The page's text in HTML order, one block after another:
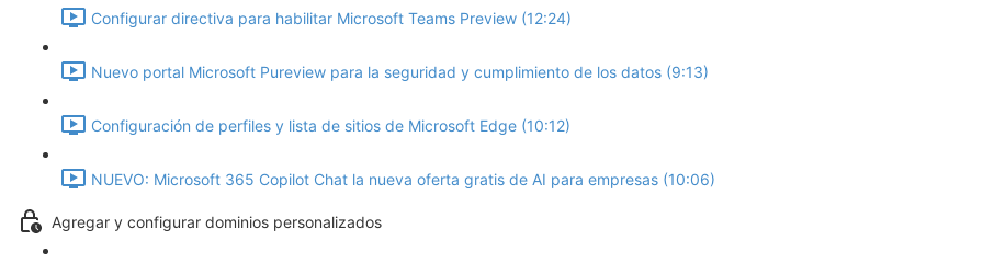
Configurar directiva para habilitar Microsoft Teams Preview (12:24)
Nuevo portal Microsoft Pureview para la seguridad y cumplimiento de los datos (9:13)
Configuración de perfiles y lista de sitios de Microsoft Edge (10:12)
NUEVO: Microsoft 365 Copilot Chat la nueva oferta gratis de AI para empresas (10:06)
Agregar y configurar dominios personalizados